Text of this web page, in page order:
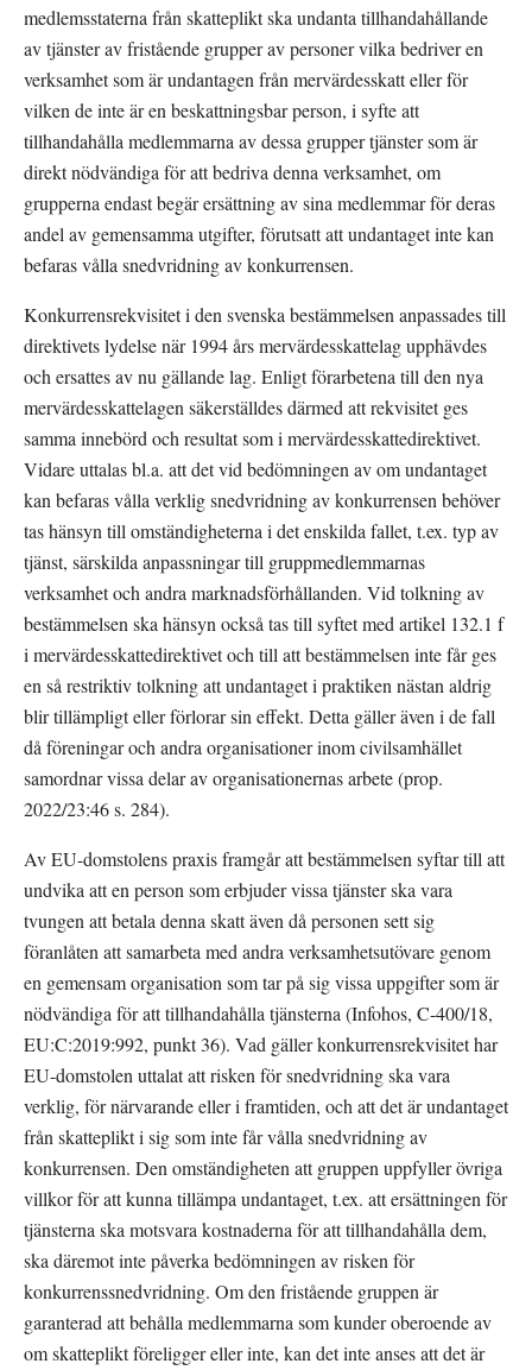
medlemsstaterna från skatteplikt ska undanta tillhandahållande
av tjänster av fristående grupper av personer vilka bedriver en
verksamhet som är undantagen från mervärdesskatt eller för
vilken de inte är en beskattningsbar person, i syfte att
tillhandahålla medlemmarna av dessa grupper tjänster som är
direkt nödvändiga för att bedriva denna verksamhet, om
grupperna endast begär ersättning av sina medlemmar för deras
andel av gemensamma utgifter, förutsatt att undantaget inte kan
befaras vålla snedvridning av konkurrensen.
Konkurrensrekvisitet i den svenska bestämmelsen anpassades till
direktivets lydelse när 1994 års mervärdesskattelag upphävdes
och ersattes av nu gällande lag. Enligt förarbetena till den nya
mervärdesskattelagen säkerställdes därmed att rekvisitet ges
samma innebörd och resultat som i mervärdesskattedirektivet.
Vidare uttalas bl.a. att det vid bedömningen av om undantaget
kan befaras vålla verklig snedvridning av konkurrensen behöver
tas hänsyn till omständigheterna i det enskilda fallet, t.ex. typ av
tjänst, särskilda anpassningar till gruppmedlemmarnas
verksamhet och andra marknadsförhållanden. Vid tolkning av
bestämmelsen ska hänsyn också tas till syftet med artikel 132.1 f
i mervärdesskattedirektivet och till att bestämmelsen inte får ges
en så restriktiv tolkning att undantaget i praktiken nästan aldrig
blir tillämpligt eller förlorar sin effekt. Detta gäller även i de fall
då föreningar och andra organisationer inom civilsamhället
samordnar vissa delar av organisationernas arbete (prop.
2022/23:46 s. 284).
Av EU-domstolens praxis framgår att bestämmelsen syftar till att
undvika att en person som erbjuder vissa tjänster ska vara
tvungen att betala denna skatt även då personen sett sig
föranlåten att samarbeta med andra verksamhetsutövare genom
en gemensam organisation som tar på sig vissa uppgifter som är
nödvändiga för att tillhandahålla tjänsterna (Infohos, C-400/18,
EU:C:2019:992, punkt 36). Vad gäller konkurrensrekvisitet har
EU-domstolen uttalat att risken för snedvridning ska vara
verklig, för närvarande eller i framtiden, och att det är undantaget
från skatteplikt i sig som inte får vålla snedvridning av
konkurrensen. Den omständigheten att gruppen uppfyller övriga
villkor för att kunna tillämpa undantaget, t.ex. att ersättningen för
tjänsterna ska motsvara kostnaderna för att tillhandahålla dem,
ska däremot inte påverka bedömningen av risken för
konkurrenssnedvridning. Om den fristående gruppen är
garanterad att behålla medlemmarna som kunder oberoende av
om skatteplikt föreligger eller inte, kan det inte anses att det är